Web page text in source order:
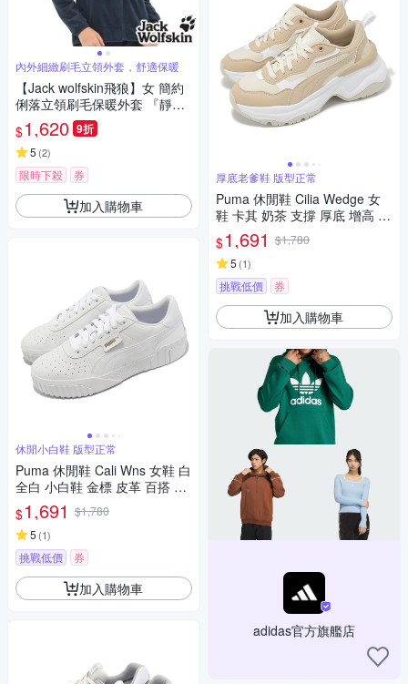
內外細緻刷毛立領外套，舒適保暖
【Jack wolfskin飛狼】女 簡約
俐落立領刷毛保暖外套 『靜謐
藍』
$1,620 9折
5 (2)
限時下殺 券
加入購物車
休閒小白鞋 版型正常
Puma 休閒鞋 Cali Wns 女鞋 白
全白 小白鞋 金標 皮革 百搭 36
915501
$1,691 $1,780
5 (1)
挑戰低價 券
加入購物車
厚底老爹鞋 版型正常
Puma 休閒鞋 Cilia Wedge 女
鞋 卡其 奶茶 支撐 厚底 增高 老
爹鞋 39391512
$1,691 $1,780
5 (1)
挑戰低價 券
加入購物車
adidas官方旗艦店